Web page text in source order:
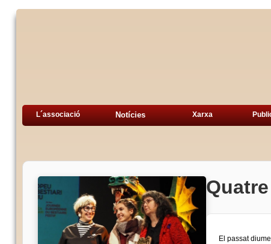
L´associació Notícies Xarxa
El passat